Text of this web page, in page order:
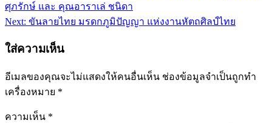
ศุภรักษ์ และ คุณอาราเล่ ชนิดา
Next: ขันลายไทย มรดกภูมิปัญญา แห่งงานหัตถศิลป์ไทย
ใส่ความเห็น
อีเมลของคุณจะไม่แสดงให้คนอื่นเห็น ช่องข้อมูลจำเป็นถูกทำ
เครื่องหมาย *
ความเห็น *